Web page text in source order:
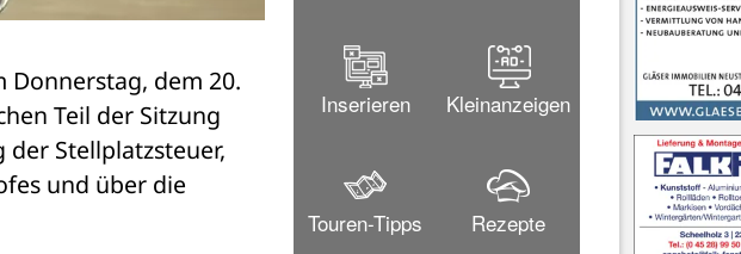
dem 20.
Teil der Sitzung
Stellplatzsteuer,
und über die
Inserieren Kleinanzeigen
Touren-Tipps Rezepte